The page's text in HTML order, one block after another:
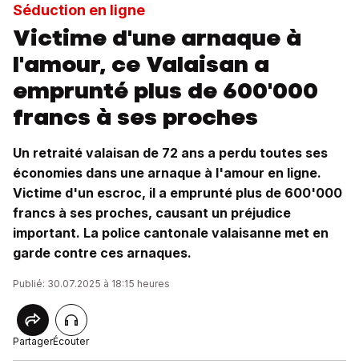
Séduction en ligne
Victime d'une arnaque à
l'amour, ce Valaisan a
emprunté plus de 600'000
francs à ses proches
Un retraité valaisan de 72 ans a perdu toutes ses
économies dans une arnaque à l'amour en ligne.
Victime d'un escroc, il a emprunté plus de 600'000
francs à ses proches, causant un préjudice
important. La police cantonale valaisanne met en
garde contre ces arnaques.
Publié: 30.07.2025 à 18:15 heures
PartagerÉcouter